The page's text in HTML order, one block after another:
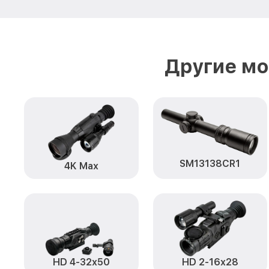
Другие
4K Max SM13138CR1
HD 4-32x50 HD 2-16x28